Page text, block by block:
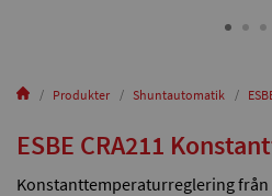
Produkter Shuntautomatik
ESBE CRA211
Konstanttemperaturreglering från